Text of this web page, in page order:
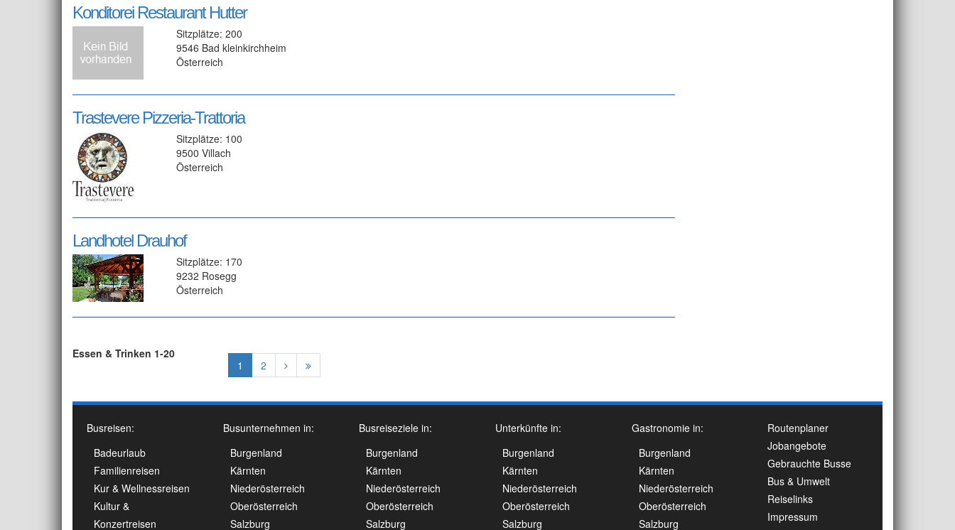
Konditorei Restaurant Hutter
Sitzplätze: 200
9546 Bad kleinkirchheim
Österreich
Trastevere Pizzeria-Trattoria
Sitzplätze: 100
9500 Villach
Österreich
Landhotel Drauhof
Sitzplätze: 170
9232 Rosegg
Österreich
Essen & Trinken 1-20
1
2
Busreisen:
Badeurlaub
Familienreisen
Kur & Wellnessreisen
Kultur &
Konzertreisen
Busunternehmen in:
Burgenland
Kärnten
Niederösterreich
Oberösterreich
Salzburg
Busreiseziele in:
Burgenland
Kärnten
Niederösterreich
Oberösterreich
Salzburg
Unterkünfte in:
Burgenland
Kärnten
Niederösterreich
Oberösterreich
Salzburg
Gastronomie in:
Burgenland
Kärnten
Niederösterreich
Oberösterreich
Salzburg
Routenplaner
Jobangebote
Gebrauchte Busse
Bus & Umwelt
Reiselinks
Impressum